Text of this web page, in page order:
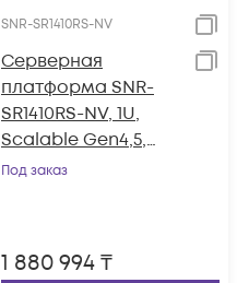
SNR-SR1410RS-NV
Серверная
платформа SNR-
SR1410RS-NV, 1U,
Scalable Gen4,5,
DDR5,
Под заказ
1 880 994₸